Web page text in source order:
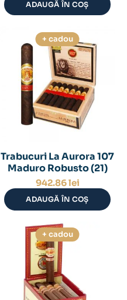
ADAUGĂ ÎN COȘ
+ cadou
Trabucuri La Aurora 107
Maduro Robusto (21)
942.86lei
ADAUGĂ ÎN COȘ
+ cadou